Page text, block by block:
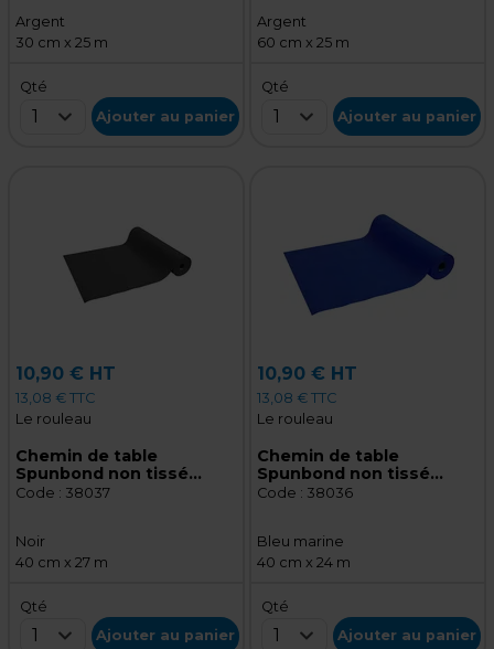
Argent
30 cm x 25 m
Qté
1 Ajouter au panier
Argent
60 cm x 25 m
Qté
1 Ajouter au panier
10,90 € HT
13,08 € TTC
Le rouleau
Chemin de table
Spunbond non tissé
prédécoupé - Tête à tête
Code : 38037
Noir
40 cm x 27 m
Qté
1 Ajouter au panier
10,90 € HT
13,08 € TTC
Le rouleau
Chemin de table
Spunbond non tissé
prédécoupé - Tête à tête
cm x 24 m
Code : 38036
Bleu marine
40 cm x 24 m
Qté
1 Ajouter au panier